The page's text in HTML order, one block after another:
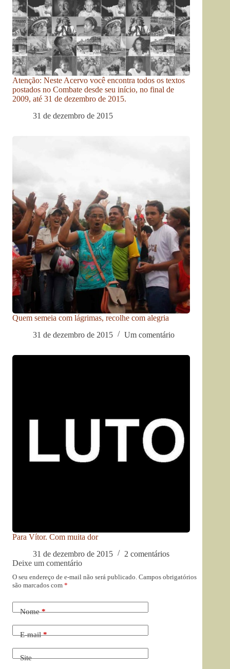
Atenção: Neste Acervo você encontra todos os textos
postados no Combate desde seu início, no final de
2009, até 31 de dezembro de 2015.
31 de dezembro de 2015
Quem semeia com lágrimas, recolhe com alegria
31 de dezembro de 2015
Um comentário
Para Vítor. Com muita dor
31 de dezembro de 2015
2 comentários
Deixe um comentário
O seu endereço de e-mail não será publicado. Campos obrigatórios
são marcados com *
Nome*
E-mail*
Site